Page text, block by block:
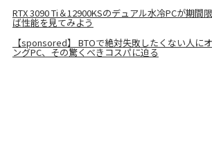
RTX 3090 Ti＆12900KSのデュアル水冷PCが期間
ば性能を見てみよう
【sponsored】 BTOで絶対失敗したくない人に
ングPC、その驚くべきコスパに迫る